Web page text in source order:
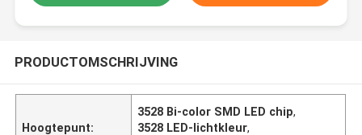
PRODUCTOMSCHRIJVING
Hoogtepunt:
3528 Bi-color SMD LED chip,
3528 LED-lichtkleur,